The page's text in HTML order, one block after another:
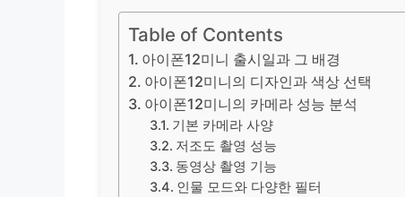
Table of Contents
아이폰12미니 출시일과 그 배경
아이폰12미니의 디자인과 색상 선택
아이폰12미니의 카메라 성능 분석
기본 카메라 사양
저조도 촬영 성능
동영상 촬영 기능
인물 모드와 다양한 필터